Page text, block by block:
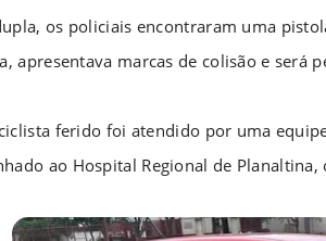
os policiais encontraram uma
apresentava marcas de colisão e será
ferido foi atendido por uma
ao Hospital Regional de